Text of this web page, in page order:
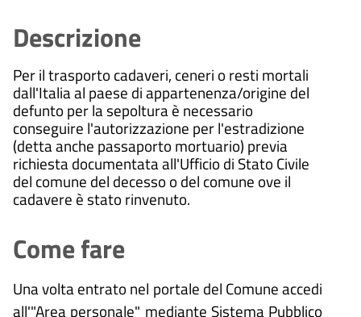
Descrizione
Per il trasporto cadaveri, ceneri o resti mortali
dall'Italia al paese di appartenenza/origine del
defunto per la sepoltura è necessario
conseguire l'autorizzazione per l'estradizione
(detta anche passaporto mortuario) previa
richiesta documentata all'Ufficio di Stato Civile
del comune del decesso o del comune ove il
cadavere è stato rinvenuto.
Come fare
Una volta entrato nel portale del Comune accedi
all'"Area personale" mediante Sistema Pubblico